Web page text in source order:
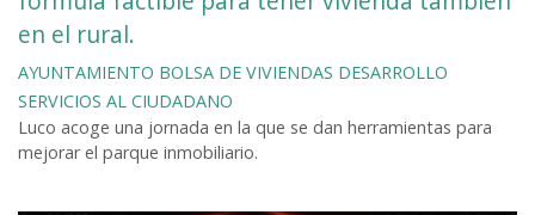
en el rural.
AYUNTAMIENTO BOLSA DE VIVIENDAS DESARROLLO
SERVICIOS AL CIUDADANO
Luco acoge una jornada en la que se dan herramientas para
mejorar el parque inmobiliario.